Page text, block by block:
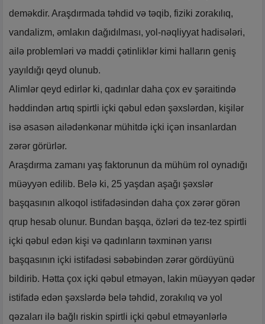
deməkdir. Araşdırmada təhdid və təqib, fiziki zorakılıq,
vandalizm, əmlakın dağıdılması, yol-nəqliyyat hadisələri,
ailə problemləri və maddi çətinliklər kimi halların geniş
yayıldığı qeyd olunub.
Alimlər qeyd edirlər ki, qadınlar daha çox ev şəraitində
həddindən artıq spirtli içki qəbul edən şəxslərdən, kişilər
isə əsasən ailədənkənar mühitdə içki içən insanlardan
zərər görürlər.
Araşdırma zamanı yaş faktorunun da mühüm rol oynadığı
müəyyən edilib. Belə ki, 25 yaşdan aşağı şəxslər
başqasının alkoqol istifadəsindən daha çox zərər görən
qrup hesab olunur. Bundan başqa, özləri də tez-tez spirtli
içki qəbul edən kişi və qadınların təxminən yarısı
başqasının içki istifadəsi səbəbindən zərər gördüyünü
bildirib. Hətta çox içki qəbul etməyən, lakin müəyyən qədər
istifadə edən şəxslərdə belə təhdid, zorakılıq və yol
qəzaları ilə bağlı riskin spirtli içki qəbul etməyənlərlə